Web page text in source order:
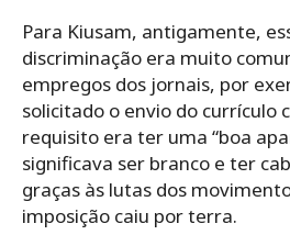
Para Kiusam, antigamente,
discriminação era muito
empregos dos jornais, por
solicitado o envio do currículo
requisito era ter uma “boa
significava ser branco e ter
graças às lutas dos
imposição caiu por terra.